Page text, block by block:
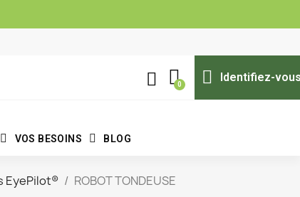
Identifiez-
VOS BESOINS BLOG
EyePilot®
ROBOT TONDEUSE